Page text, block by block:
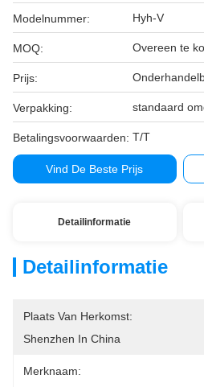
Modelnummer: Hyh-V
MOQ: Overeen te
Prijs:
Verpakking: standaard
Betalingsvoorwaarden: T/T
Vind De Beste Prijs
Detailinformatie
Detailinformatie
Plaats Van Herkomst:
Shenzhen In China
Merknaam: